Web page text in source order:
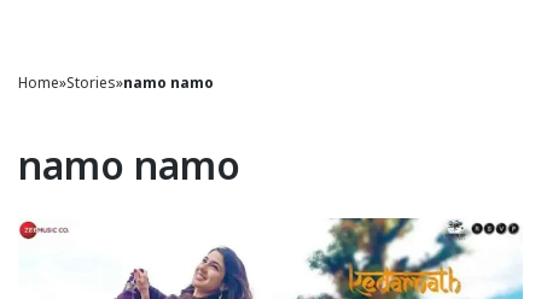
Home»Stories»namo namo
namo namo